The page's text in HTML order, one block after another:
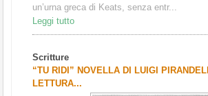
un’urna greca di Keats, senza entr...
Leggi tutto
Scritture
“TU RIDI” NOVELLA DI LUIGI
LETTURA...